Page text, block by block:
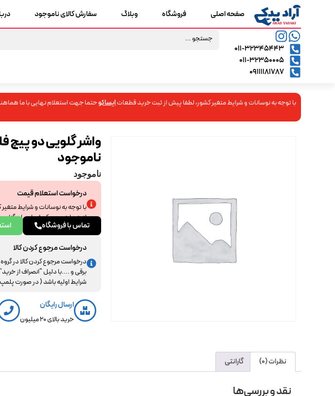
۰۱۱-۳۲۳۴۵۴۴۳
۰۱۱-۳۲۳۵۰۰۰۵
09111181787
صفحه اصلی فروشگاه وبلاگ سفارش کالای ناموجود
با توجه به نوسانات و شرایط متغیر کشور، لطفا پیش از ثبت خرید قطعاتایساکوحتما جهت استعلام نهایی با ما
واشر گلویی دو پیچ
ناموجود
ناموجود
درخواست استعلام قیمت
با توجه به نوسانات و شرایط
از همراهی و درک شما
تماس با فروشگاه
درخواست مرجوع کردن کالا
برقی و ....با دلیل "انصراف از
شرایط اولیه باشد ( در صورت پلمپ
ارسال رایگان
خرید بالای 20 میلیون
نظرات (0) گارانتی
نقد و بررسی‌ها